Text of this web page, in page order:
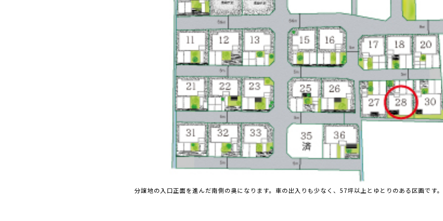
分譲地の入口正面を進んだ南側の奥になります。車の出入りも少なく、57坪以上とゆとりのある区画です。